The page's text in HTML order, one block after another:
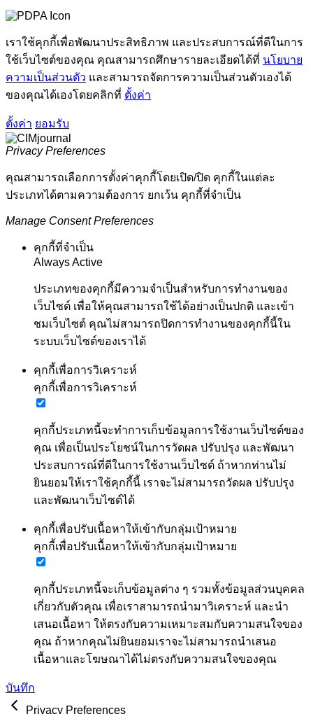
เราใช้คุกกี้เพื่อพัฒนาประสิทธิภาพ และประสบการณ์ที่ดีในการ
ใช้เว็บไซต์ของคุณ คุณสามารถศึกษารายละเอียดได้ที่ นโยบาย
ความเป็นส่วนตัว และสามารถจัดการความเป็นส่วนตัวเองได้
ของคุณได้เองโดยคลิกที่ ตั้งค่า
ตั้งค่า ยอมรับ
Privacy Preferences
คุณสามารถเลือกการตั้งค่าคุกกี้โดยเปิด/ปิด คุกกี้ในแต่ละ
ประเภทได้ตามความต้องการ ยกเว้น คุกกี้ที่จำเป็น
Manage Consent Preferences
คุกกี้ที่จำเป็น
Always Active
ประเภทของคุกกี้มีความจำเป็นสำหรับการทำงานของ
เว็บไซต์ เพื่อให้คุณสามารถใช้ได้อย่างเป็นปกติ และเข้า
ชมเว็บไซต์ คุณไม่สามารถปิดการทำงานของคุกกี้นี้ใน
ระบบเว็บไซต์ของเราได้
คุกกี้เพื่อการวิเคราะห์
คุกกี้เพื่อการวิเคราะห์
คุกกี้ประเภทนี้จะทำการเก็บข้อมูลการใช้งานเว็บไซต์ของ
คุณ เพื่อเป็นประโยชน์ในการวัดผล ปรับปรุง และพัฒนา
ประสบการณ์ที่ดีในการใช้งานเว็บไซต์ ถ้าหากท่านไม่
ยินยอมให้เราใช้คุกกี้นี้ เราจะไม่สามารถวัดผล ปรับปรุง
และพัฒนาเว็บไซต์ได้
คุกกี้เพื่อปรับเนื้อหาให้เข้ากับกลุ่มเป้าหมาย
คุกกี้เพื่อปรับเนื้อหาให้เข้ากับกลุ่มเป้าหมาย
คุกกี้ประเภทนี้จะเก็บข้อมูลต่าง ๆ รวมทั้งข้อมูลส่วนบุคคล
เกี่ยวกับตัวคุณ เพื่อเราสามารถนำมาวิเคราะห์ และนำ
เสนอเนื้อหา ให้ตรงกับความเหมาะสมกับความสนใจของ
คุณ ถ้าหากคุณไม่ยินยอมเราจะไม่สามารถนำเสนอ
เนื้อหาและโฆษณาได้ไม่ตรงกับความสนใจของคุณ
บันทึก
Privacy Preferences